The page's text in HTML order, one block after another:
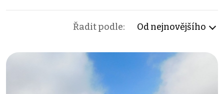
Řadit podle: Od nejnovějšího